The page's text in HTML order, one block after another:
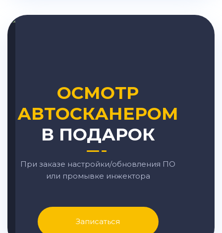
ОСМОТР
АВТОСКАНЕРОМ
В ПОДАРОК
При заказе настройки/обновления ПО
или промывке инжектора
Записаться